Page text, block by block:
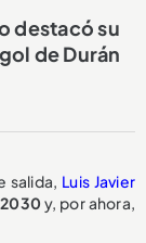
destacó su
de Durán
salida, Luis Javier
y, por ahora,